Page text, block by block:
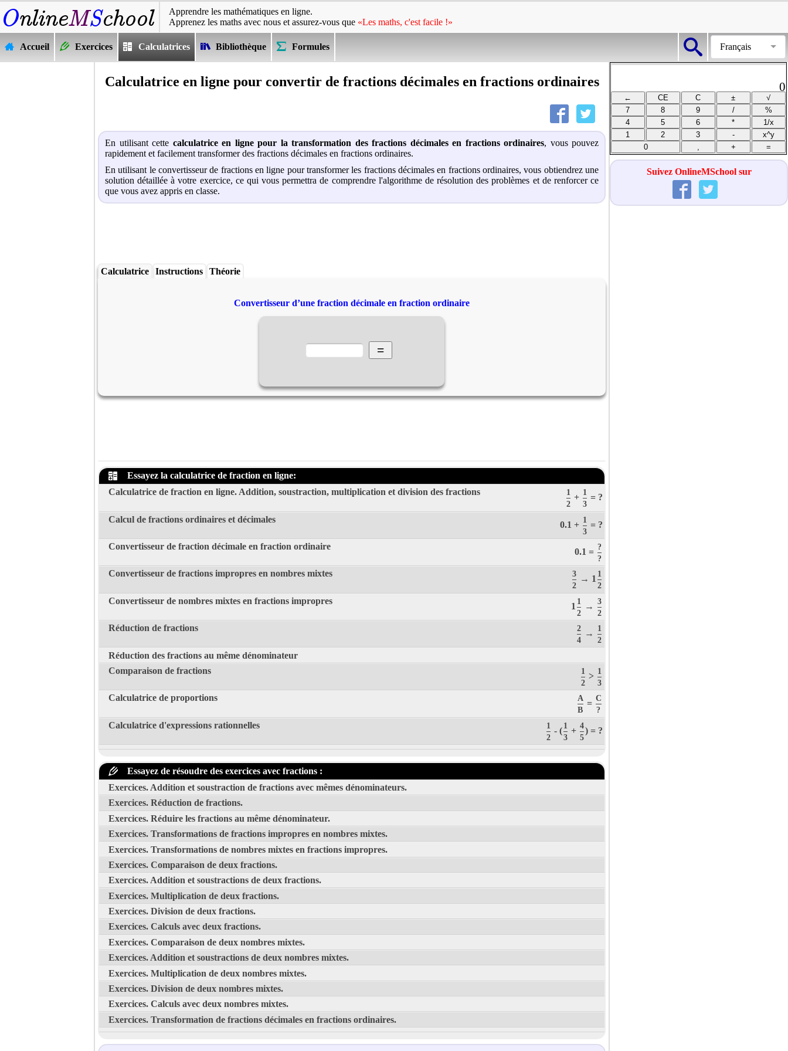
Apprendre les mathématiques en ligne.
Apprenez les maths avec nous et assurez-vous que «Les maths, c'est facile !»
Français
Accueil Exercices Calculatrices Bibliothèque Formules
Calculatrice en ligne pour convertir de fractions décimales en fractions ordinaires
En utilisant cette calculatrice en ligne pour la transformation des fractions décimales en fractions ordinaires, vous pouvez
rapidement et facilement transformer des fractions décimales en fractions ordinaires.
En utilisant le convertisseur de fractions en ligne pour transformer les fractions décimales en fractions ordinaires, vous obtiendrez une
solution détaillée à votre exercice, ce qui vous permettra de comprendre l'algorithme de résolution des problèmes et de renforcer ce
que vous avez appris en classe.
Calculatrice Instructions Théorie
Convertisseur d’une fraction décimale en fraction ordinaire
Essayez la calculatrice de fraction en ligne:
1
2
+ 1
3
= ?
Calculatrice de fraction en ligne. Addition, soustraction, multiplication et division des fractions
0.1 + 1
3
= ?
Calcul de fractions ordinaires et décimales
0.1 = ?
?
Convertisseur de fraction décimale en fraction ordinaire
3
2
→ 1 1
2
Convertisseur de fractions impropres en nombres mixtes
1 1
2
→ 3
2
Convertisseur de nombres mixtes en fractions impropres
2
4
→
1
2
Réduction de fractions
Réduction des fractions au même dénominateur
1
2
> 1
3
Comparaison de fractions
A
B
= C
?
Calculatrice de proportions
1
2
- (1
3
+ 4
5
) = ?
Calculatrice d'expressions rationnelles
Essayez de résoudre des exercices avec fractions :
Exercices. Addition et soustraction de fractions avec mêmes dénominateurs.
Exercices. Réduction de fractions.
Exercices. Réduire les fractions au même dénominateur.
Exercices. Transformations de fractions impropres en nombres mixtes.
Exercices. Transformations de nombres mixtes en fractions impropres.
Exercices. Comparaison de deux fractions.
Exercices. Addition et soustractions de deux fractions.
Exercices. Multiplication de deux fractions.
Exercices. Division de deux fractions.
Exercices. Calculs avec deux fractions.
Exercices. Comparaison de deux nombres mixtes.
Exercices. Addition et soustractions de deux nombres mixtes.
Exercices. Multiplication de deux nombres mixtes.
Exercices. Division de deux nombres mixtes.
Exercices. Calculs avec deux nombres mixtes.
Exercices. Transformation de fractions décimales en fractions ordinaires.
0
Suivez OnlineMSchool sur